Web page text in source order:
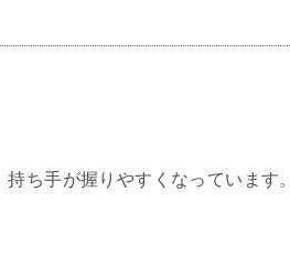
ち手が握りやすくなっています。